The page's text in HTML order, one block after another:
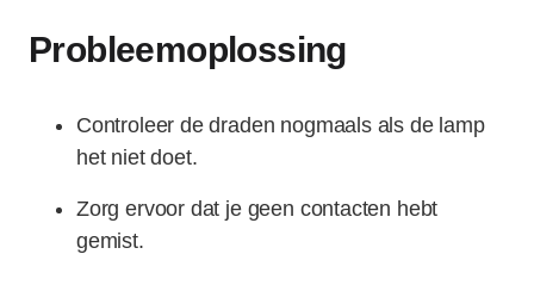
Probleemoplossing
Controleer de draden nogmaals als de lamp
het niet doet.
Zorg ervoor dat je geen contacten hebt
gemist.